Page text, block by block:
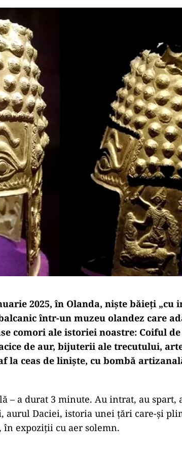
2025, în Olanda, niște băieți „cu
într-un muzeu olandez care
comori ale istoriei noastre: Coiful
de aur, bijuterii ale trecutului,
la ceas de liniște, cu bombă
– a durat 3 minute. Au intrat, au spart,
aurul Daciei, istoria unei țări care-și
expoziții cu aer solemn.